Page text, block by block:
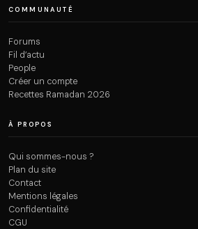
COMMUNAUTÉ
Forums
Fil d’actu
People
Créer un compte
Recettes Ramadan 2026
À PROPOS
Qui sommes-nous ?
Plan du site
Contact
Mentions légales
Confidentialité
CGU